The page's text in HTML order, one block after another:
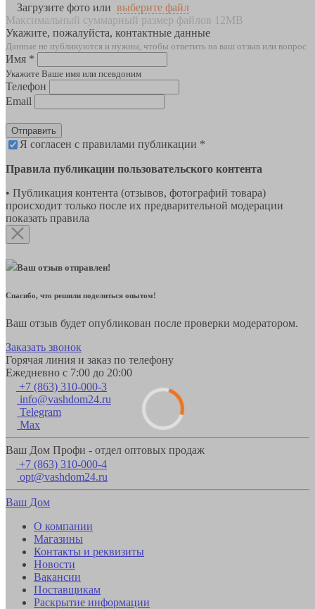
Загрузите фото или выберите файл
Максимальный суммарный размер файлов 12MB
Укажите, пожалуйста, контактные данные
Данные не публикуются и нужны, чтобы ответить на ваш отзыв или вопрос
Имя *
Укажите Ваше имя или псевдоним
Телефон
Email
Отправить
Я согласен с правилами публикации *
Правила публикации пользовательского контента
• Публикация контента (отзывов, фотографий товара)
происходит только после их предварительной модерации
показать правила
Ваш отзыв отправлен!
Спасибо, что решили поделиться опытом!
Ваш отзыв будет опубликован после проверки модератором.
Заказать звонок
Горячая линия и заказ по телефону
Ежедневно с 7:00 до 20:00
+7 (863) 310-000-3
info@vashdom24.ru
Telegram
Max
Ваш Дом Профи - отдел оптовых продаж
+7 (863) 310-000-4
opt@vashdom24.ru
Ваш Дом
О компании
Магазины
Контакты и реквизиты
Новости
Вакансии
Поставщикам
Раскрытие информации